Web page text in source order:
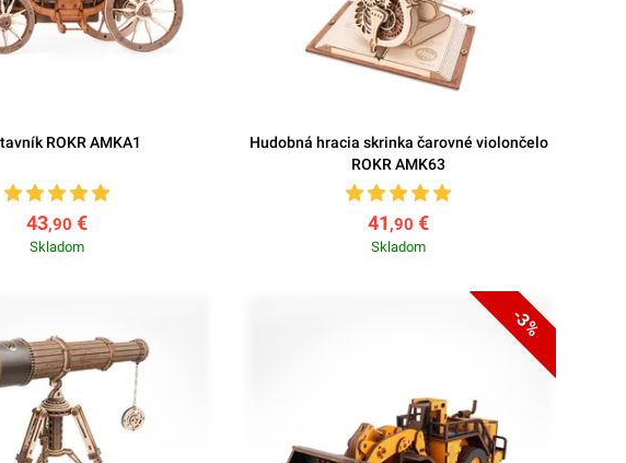
ROKR AMKA1
43,90 €
Skladom
Hudobná hracia skrinka čarovné violončelo
ROKR AMK63
41 ,90 €
Skladom
-3%